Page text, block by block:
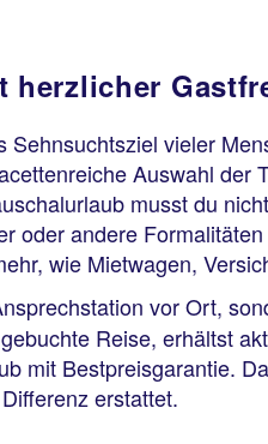
herzlicher
vieler
Auswahl der
musst du
oder andere
wie Mietwagen,
vor Ort,
Reise, erhältst
mit Bestpreisgarantie.
erstattet.